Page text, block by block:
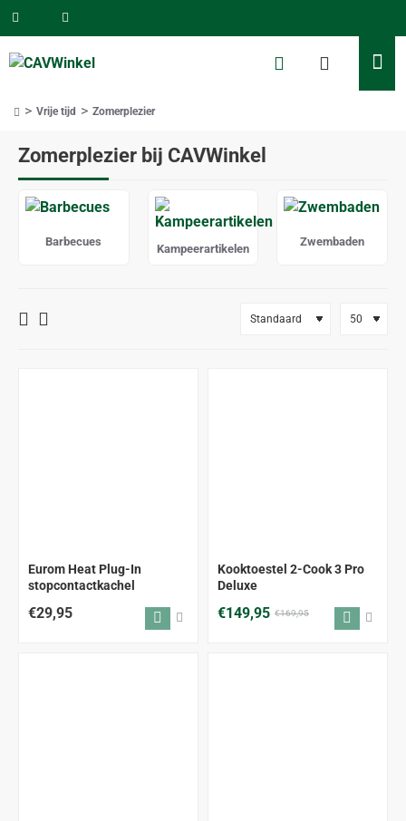
Zomerplezier bij CAVWinkel
Vrije tijd Zomerplezier
Barbecues
Kampeerartikelen
Zwembaden
Eurom Heat Plug-In
stopcontactkachel
€29,95
Kooktoestel 2-Cook 3 Pro
Deluxe
€149,95 €169,95